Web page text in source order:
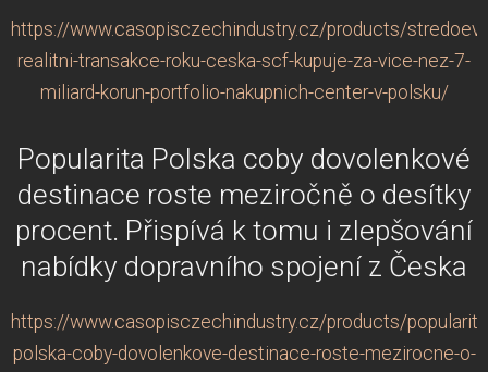
https://www.casopisczechindustry.cz/products/
realitni-transakce-roku-ceska-scf-kupuje-za-vice-nez-7-
miliard-korun-portfolio-nakupnich-center-v-polsku/
Popularita Polska coby dovolenkové
destinace roste meziročně o desítky
procent. Přispívá k tomu i zlepšování
nabídky dopravního spojení z Česka
https://www.casopisczechindustry.cz/products/
polska-coby-dovolenkove-destinace-roste-mezirocne-o-